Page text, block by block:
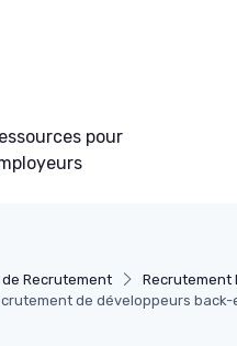
pour
de Recrutement
Recrutement
de développeurs back-